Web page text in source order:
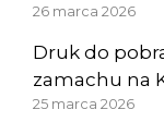
26 marca 2026
Druk do
zamachu na
25 marca 2026